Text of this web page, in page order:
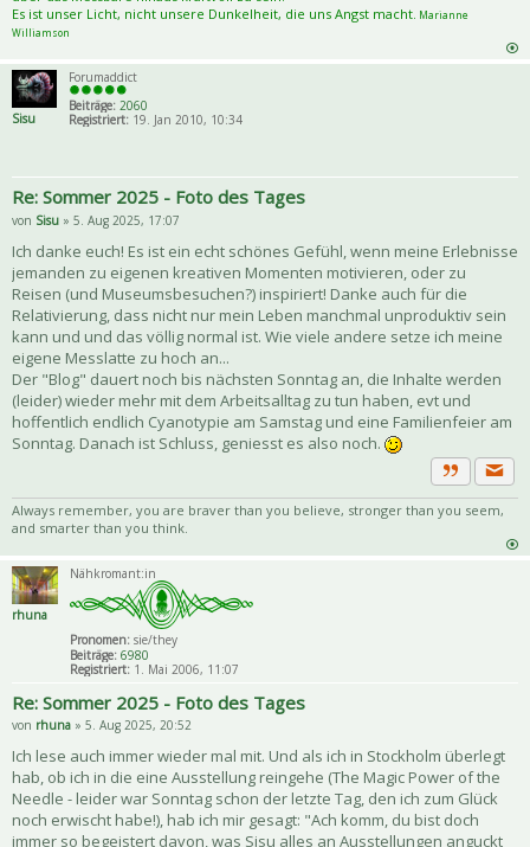
Es ist unser Licht, nicht unsere Dunkelheit, die uns Angst macht. Marianne
Williamson
Sisu
Forumaddict
Beiträge: 2060
Registriert:19. Jan 2010, 10:34
Re: Sommer 2025 - Foto des Tages
von Sisu » 5. Aug 2025, 17:07
Ich danke euch! Es ist ein echt schönes Gefühl, wenn meine Erlebnisse
jemanden zu eigenen kreativen Momenten motivieren, oder zu
Reisen (und Museumsbesuchen?) inspiriert! Danke auch für die
Relativierung, dass nicht nur mein Leben manchmal unproduktiv sein
kann und und das völlig normal ist. Wie viele andere setze ich meine
eigene Messlatte zu hoch an...
Der "Blog" dauert noch bis nächsten Sonntag an, die Inhalte werden
(leider) wieder mehr mit dem Arbeitsalltag zu tun haben, evt und
hoffentlich endlich Cyanotypie am Samstag und eine Familienfeier am
Sonntag. Danach ist Schluss, geniesst es also noch.
Zitat
Always remember, you are braver than you believe, stronger than you seem,
and smarter than you think.
rhuna
Nähkromant:in
Pronomen:sie/they
Beiträge: 6980
Registriert:1. Mai 2006, 11:07
Re: Sommer 2025 - Foto des Tages
von rhuna » 5. Aug 2025, 20:52
Ich lese auch immer wieder mal mit. Und als ich in Stockholm überlegt
hab, ob ich in die eine Ausstellung reingehe (The Magic Power of the
Needle - leider war Sonntag schon der letzte Tag, den ich zum Glück
noch erwischt habe!), hab ich mir gesagt: "Ach komm, du bist doch
immer so begeistert davon, was Sisu alles an Ausstellungen anguckt